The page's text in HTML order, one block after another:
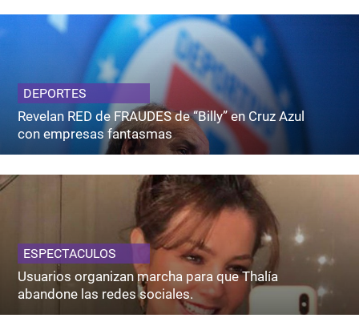
DEPORTES
Revelan RED de FRAUDES de “Billy” en Cruz Azul
con empresas fantasmas
ESPECTACULOS
Usuarios organizan marcha para que Thalía
abandone las redes sociales.